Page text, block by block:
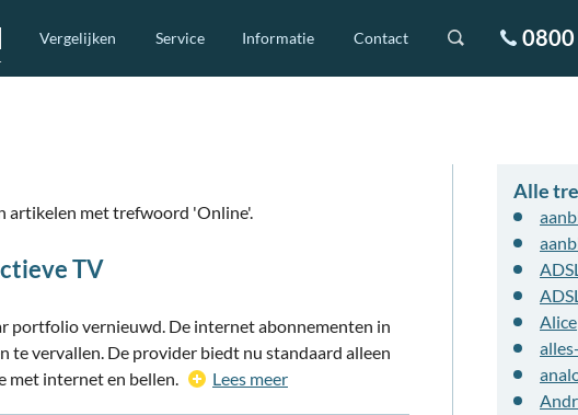
Vergelijken Service Informatie Contact 0800
artikelen met trefwoord 'Online'.
TV
portfolio vernieuwd. De internet abonnementen in
te vervallen. De provider biedt nu standaard alleen
met internet en bellen.
Lees meer
Alle
Alice